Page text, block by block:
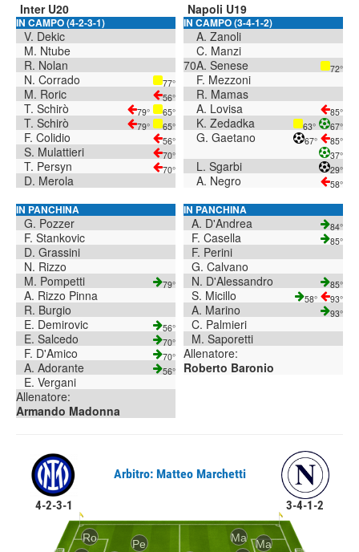
Inter U20
IN CAMPO (4-2-3-1)
V. Dekic
M. Ntube
R. Nolan
N. Corrado
77°
M. Roric 56°
T. Schirò 79° 65°
T. Schirò 79° 65°
F. Colidio 56°
S. Mulattieri 70°
T. Persyn 70°
D. Merola
IN PANCHINA
G. Pozzer
F. Stankovic
D. Grassini
N. Rizzo
M. Pompetti
79°
A. Rizzo Pinna
R. Burgio
E. Demirovic
56°
E. Salcedo 70°
F. D'Amico 70°
A. Adorante 56°
E. Vergani
Allenatore:
Armando Madonna
Napoli U19
IN CAMPO (3-4-1-2)
A. Zanoli
C. Manzi
70A. Senese 72°
F. Mezzoni
R. Mamas
A. Lovisa
85°
K. Zedadka 63° 67°
G. Gaetano 67°
85°
37°
L. Sgarbi 29°
A. Negro 58°
IN PANCHINA
A. D'Andrea 84°
F. Casella 85°
F. Perini
G. Calvano
N. D'Alessandro
85°
S. Micillo 58° 93°
A. Marino 93°
C. Palmieri
M. Saporetti
Allenatore:
Roberto Baronio
4-2-3-1
Arbitro: Matteo Marchetti
3-4-1-2
Ma
Ro Ma
Pe